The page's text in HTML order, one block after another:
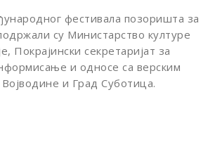
фестивала позоришта за
су Министарство културе
Покрајински секретаријат за
и односе са верским
и Град Суботица.